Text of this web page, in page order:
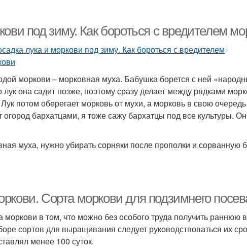
под зиму. Как бороться с вредителем
моркови – морковная муха. Бабушка борется с ней
она садит позже, поэтому сразу делает между рядками
потом оберегает морковь от мухи, а морковь в свою
бархатцами, я тоже сажу бархатцы под все культуры.
муха, нужно убирать сорняки после прополки и сорванную
Сорта моркови для подзимнего
моркови в том, что можно без особого труда получить раннюю
сортов для выращивания следует руководствоваться их
менее 100 суток.